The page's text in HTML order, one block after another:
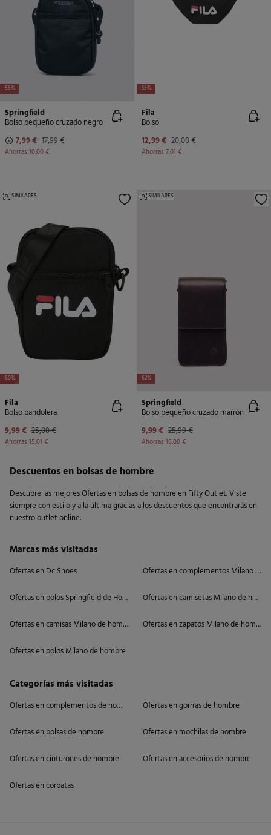
-56%
Springfield
Bolso pequeño cruzado negro
7,99 € 17,99 €
Ahorras 10,00 €
-35%
Fila
Bolso
12,99 € 20,00 €
Ahorras 7,01 €
-60%
SIMILARES
Fila
Bolso bandolera
9,99 € 25,00 €
Ahorras 15,01 €
-62%
SIMILARES
Springfield
Bolso pequeño cruzado marrón
9,99 € 25,99 €
Ahorras 16,00 €
Descuentos en bolsas de hombre
Descubre las mejores Ofertas en bolsas de hombre en Fifty Outlet. Viste
siempre con estilo y a la última gracias a los descuentos que encontrarás en
nuestro outlet online.
Marcas más visitadas
Ofertas en Dc Shoes
Ofertas en polos Springfield de Hombre
Ofertas en camisas Milano de hombre
Ofertas en polos Milano de hombre
Ofertas en complementos Milano de
Ofertas en camisetas Milano de
Ofertas en zapatos Milano de hombre
Categorías más visitadas
Ofertas en complementos de hombre
Ofertas en bolsas de hombre
Ofertas en cinturones de hombre
Ofertas en corbatas
Ofertas en gorrras de hombre
Ofertas en mochilas de hombre
Ofertas en accesorios de hombre